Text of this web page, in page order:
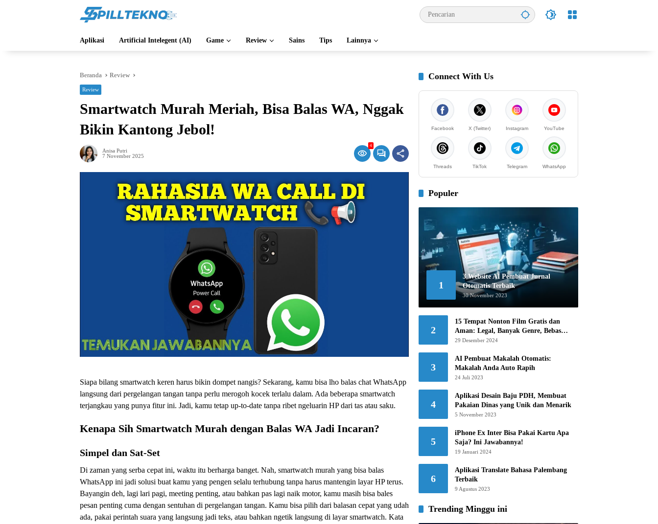
Aplikasi Artificial Intelegent (AI) Game Review Sains Tips Lainnya
Beranda Review
Review
Smartwatch Murah Meriah, Bisa Balas WA, Nggak
Bikin Kantong Jebol!
Anisa Putri
7 November 2025
4
Siapa bilang smartwatch keren harus bikin dompet nangis? Sekarang, kamu bisa lho balas chat WhatsApp
langsung dari pergelangan tangan tanpa perlu merogoh kocek terlalu dalam. Ada beberapa smartwatch
terjangkau yang punya fitur ini. Jadi, kamu tetap up-to-date tanpa ribet ngeluarin HP dari tas atau saku.
Kenapa Sih Smartwatch Murah dengan Balas WA Jadi Incaran?
Simpel dan Sat-Set
Di zaman yang serba cepat ini, waktu itu berharga banget. Nah, smartwatch murah yang bisa balas
WhatsApp ini jadi solusi buat kamu yang pengen selalu terhubung tanpa harus mantengin layar HP terus.
Bayangin deh, lagi lari pagi, meeting penting, atau bahkan pas lagi naik motor, kamu masih bisa bales
pesan penting cuma dengan sentuhan di pergelangan tangan. Kamu bisa pilih dari balasan cepat yang udah
ada, pakai perintah suara yang langsung jadi teks, atau bahkan ngetik langsung di layar smartwatch. Kata
Connect With Us
Facebook X (Twitter) Instagram YouTube
Threads TikTok Telegram WhatsApp
Populer
1
3 Website AI Pembuat Jurnal
Otomatis Terbaik
30 November 2023
2
15 Tempat Nonton Film Gratis dan
Aman: Legal, Banyak Genre, Bebas
Khawatir!
29 Desember 2024
3
AI Pembuat Makalah Otomatis:
Makalah Anda Auto Rapih
24 Juli 2023
4
Aplikasi Desain Baju PDH, Membuat
Pakaian Dinas yang Unik dan Menarik
5 November 2023
5
iPhone Ex Inter Bisa Pakai Kartu Apa
Saja? Ini Jawabannya!
19 Januari 2024
6
Aplikasi Translate Bahasa Palembang
Terbaik
9 Agustus 2023
Trending Minggu ini